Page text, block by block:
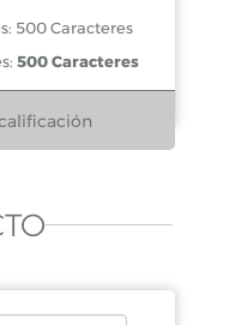
500 Caracteres
500 Caracteres